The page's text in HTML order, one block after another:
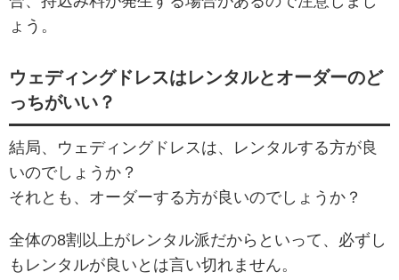
ょう。
ウェディングドレスはレンタルとオーダーのど
っちがいい？
結局、ウェディングドレスは、レンタルする方が良
いのでしょうか？
それとも、オーダーする方が良いのでしょうか？
全体の8割以上がレンタル派だからといって、必ずし
もレンタルが良いとは言い切れません。